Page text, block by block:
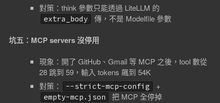
對策：think 參數只能透過 LiteLLM 的
extra_body 傳，不是 Modelfile 參數
坑五：MCP servers 沒停用
現象：開了 GitHub、Gmail 等 MCP 之後，tool 數從
28 跳到 59，輸入 tokens 飆到 54K
對策：
--strict-mcp-config +
empty-mcp.json 把 MCP 全停掉